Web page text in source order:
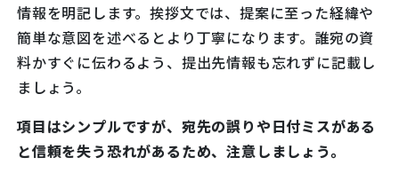
情報を明記します。挨拶文では、提案に至った経緯や
簡単な意図を述べるとより丁寧になります。誰宛の資
料かすぐに伝わるよう、提出先情報も忘れずに記載し
ましょう。
項目はシンプルですが、宛先の誤りや日付ミスがある
と信頼を失う恐れがあるため、注意しましょう。